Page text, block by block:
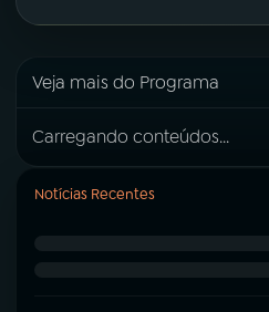
Veja mais do Programa
Carregando conteúdos...
Notícias Recentes